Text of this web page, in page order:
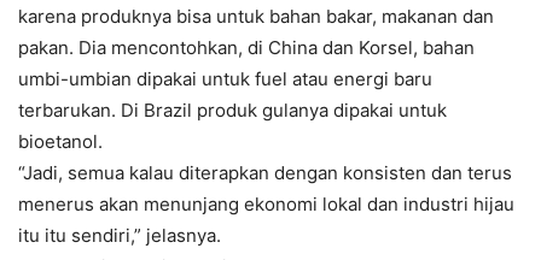
karena produknya bisa untuk bahan bakar, makanan dan
pakan. Dia mencontohkan, di China dan Korsel, bahan
umbi-umbian dipakai untuk fuel atau energi baru
terbarukan. Di Brazil produk gulanya dipakai untuk
bioetanol.
“Jadi, semua kalau diterapkan dengan konsisten dan terus
menerus akan menunjang ekonomi lokal dan industri hijau
itu itu sendiri,” jelasnya.